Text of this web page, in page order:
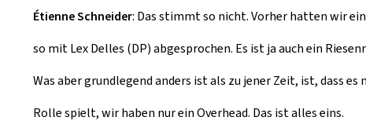
Étienne Schneider: Das stimmt so nicht. Vorher hatten wir
so mit Lex Delles (DP) abgesprochen. Es ist ja auch ein
Was aber grundlegend anders ist als zu jener Zeit, ist, dass
Rolle spielt, wir haben nur ein Overhead. Das ist alles eins.